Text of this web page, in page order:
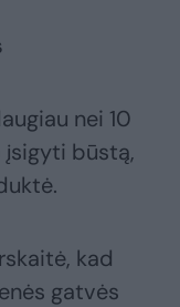
nei 10
įsigyti būstą,
kad
gatvės